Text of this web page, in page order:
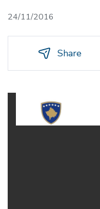
24/11/2016
Share